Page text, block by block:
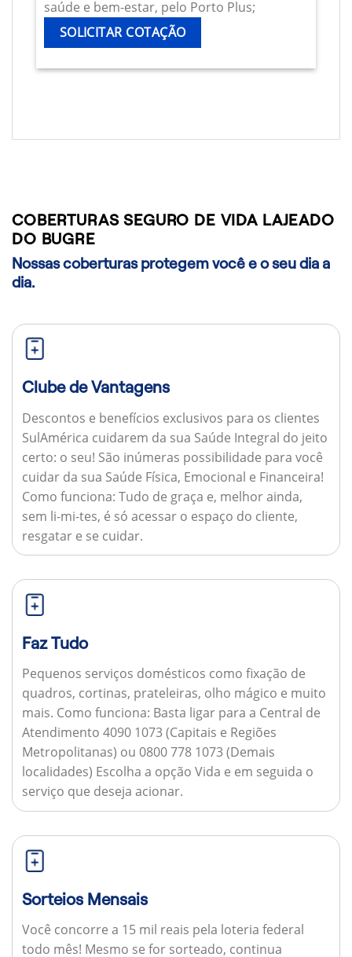
saúde e bem-estar, pelo Porto Plus;
SOLICITAR COTAÇÃO
COBERTURAS SEGURO DE VIDA LAJEADO
DO BUGRE
Nossas coberturas protegem você e o seu dia a
dia.
Clube de Vantagens
Descontos e benefícios exclusivos para os clientes
SulAmérica cuidarem da sua Saúde Integral do jeito
certo: o seu! São inúmeras possibilidade para você
cuidar da sua Saúde Física, Emocional e Financeira!
Como funciona: Tudo de graça e, melhor ainda,
sem li-mi-tes, é só acessar o espaço do cliente,
resgatar e se cuidar.
Faz Tudo
Pequenos serviços domésticos como fixação de
quadros, cortinas, prateleiras, olho mágico e muito
mais. Como funciona: Basta ligar para a Central de
Atendimento 4090 1073 (Capitais e Regiões
Metropolitanas) ou 0800 778 1073 (Demais
localidades) Escolha a opção Vida e em seguida o
serviço que deseja acionar.
Sorteios Mensais
Você concorre a 15 mil reais pela loteria federal
todo mês! Mesmo se for sorteado, continua